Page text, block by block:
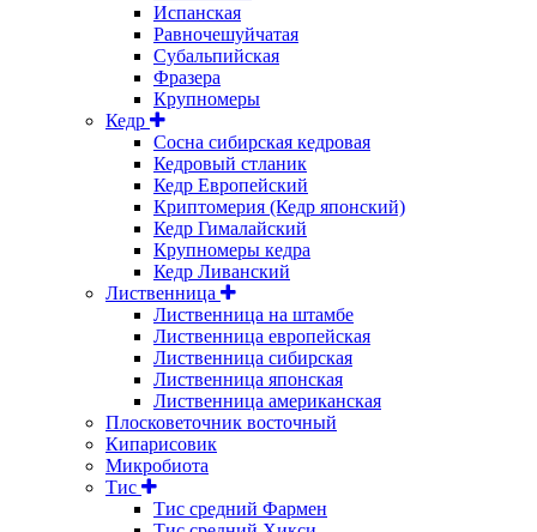
Испанская
Равночешуйчатая
Субальпийская
Фразера
Крупномеры
Кедр
Сосна сибирская кедровая
Кедровый стланик
Кедр Европейский
Криптомерия (Кедр японский)
Кедр Гималайский
Крупномеры кедра
Кедр Ливанский
Лиственница
Лиственница на штамбе
Лиственница европейская
Лиственница сибирская
Лиственница японская
Лиственница американская
Плосковеточник восточный
Кипарисовик
Микробиота
Тис
Тис средний Фармен